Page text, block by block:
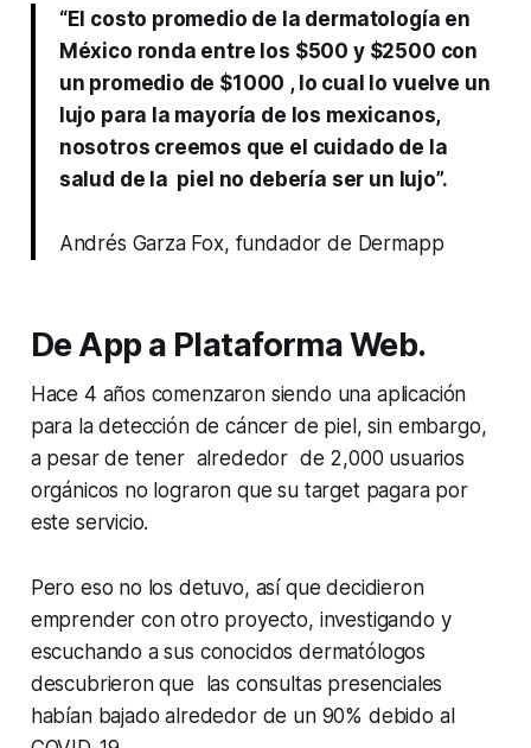
“El costo promedio de la dermatología en
México ronda entre los $500 y $2500 con
un promedio de $1000 , lo cual lo vuelve un
lujo para la mayoría de los mexicanos,
nosotros creemos que el cuidado de la
salud de la piel no debería ser un lujo”.
Andrés Garza Fox, fundador de Dermapp
De App a Plataforma Web.
Hace 4 años comenzaron siendo una aplicación
para la detección de cáncer de piel, sin embargo,
a pesar de tener alrededor de 2,000 usuarios
orgánicos no lograron que su target pagara por
este servicio.
Pero eso no los detuvo, así que decidieron
emprender con otro proyecto, investigando y
escuchando a sus conocidos dermatólogos
descubrieron que las consultas presenciales
habían bajado alrededor de un 90% debido al